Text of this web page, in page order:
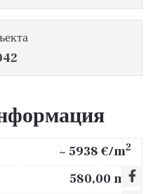
~ 5938 €/m2
580,00 m 2